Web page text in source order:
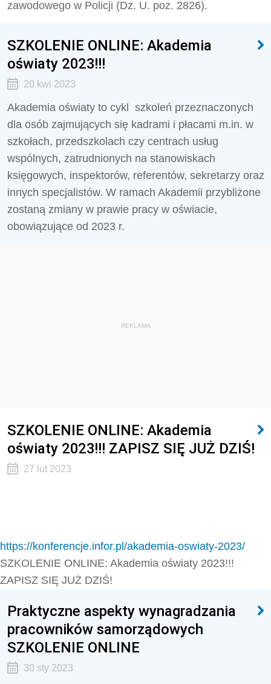
zawodowego w Policji (Dz. U. poz. 2826).
SZKOLENIE ONLINE: Akademia
oświaty 2023!!!
20 kwi 2023
Akademia oświaty to cykl
szkoleń przeznaczonych
dla osób zajmujących się kadrami i płacami m.in. w
szkołach, przedszkolach czy centrach usług
wspólnych, zatrudnionych na stanowiskach
księgowych, inspektorów, referentów, sekretarzy oraz
innych specjalistów. W ramach Akademii przybliżone
zostaną zmiany w prawie pracy w oświacie,
obowiązujące od 2023 r.
REKLAMA
SZKOLENIE ONLINE: Akademia
oświaty 2023!!! ZAPISZ SIĘ JUŻ DZIŚ!
27 lut 2023
https://konferencje.infor.pl/akademia-oswiaty-2023/
SZKOLENIE ONLINE: Akademia oświaty 2023!!!
ZAPISZ SIĘ JUŻ DZIŚ!
Praktyczne aspekty wynagradzania
pracowników samorządowych
SZKOLENIE ONLINE
30 sty 2023